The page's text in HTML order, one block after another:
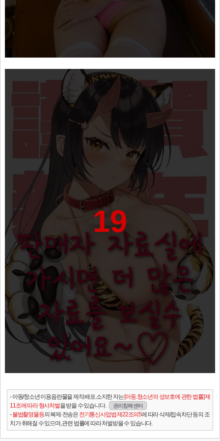
19
- 아동/청소년 이용음란물을 제작.배포.소지한 자는[아동.청소년의 성보호에 관한 법률] 제
11조에 따라 형사처벌을 받을 수 있습니다. 권리침해 센터
-불법촬영물등의 복제·전송은 전기통신사업법 제22조의5에 따라 삭제/접속차단 등의 조
치가 취해질 수 있으며, 관련 법률에 따라 처벌받을 수 있습니다.